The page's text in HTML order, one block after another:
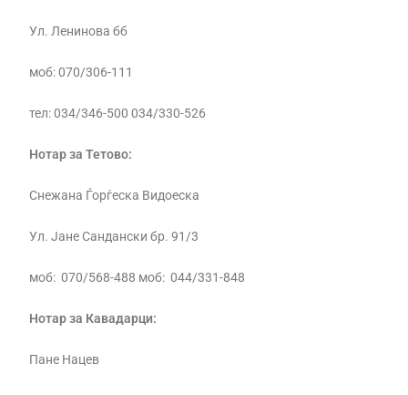
Ул. Ленинова бб
моб: 070/306-111
тел: 034/346-500 034/330-526
Нотар за Тетово:
Снежана Ѓорѓеска Видоеска
Ул. Јане Сандански бр. 91/3
моб: 070/568-488 моб: 044/331-848
Нотар за Кавадарци:
Пане Нацев